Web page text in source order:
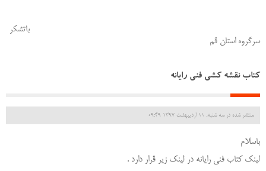
باتشکر
سرگروه استان قم
کتاب نقشه کشی فنی رایانه
منتشر شده در سه شنبه, 11 ارديبهشت 1397 09:49
باسلام
لینک کتاب فنی رایانه در لینک زیر قرار دارد .